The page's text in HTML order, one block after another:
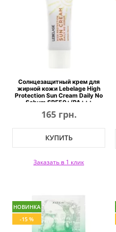
Солнцезащитный крем для
жирной кожи Lebelage High
Protection Sun Cream Daily No
Sebum SPF50+/PA+++
165 грн.
КУПИТЬ
Заказать в 1 клик
НОВИНКА
-15 %